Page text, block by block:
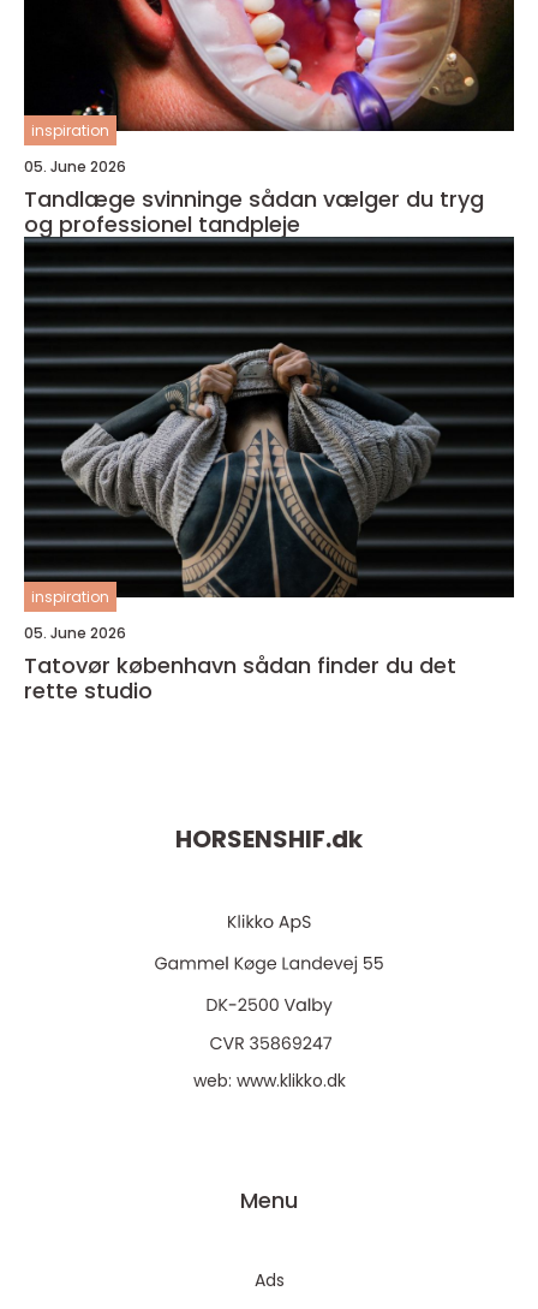
inspiration
05. June 2026
Tandlæge svinninge sådan vælger du tryg
og professionel tandpleje
inspiration
05. June 2026
Tatovør københavn sådan finder du det
rette studio
HORSENSHIF.dk
web: www.klikko.dk
Menu
Ads